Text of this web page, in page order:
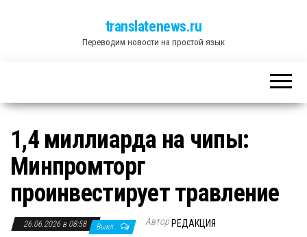
translatenews.ru
Переводим новости на простой язык
1,4 миллиарда на чипы:
Минпромторг
проинвестирует травление
26.06.2026 в 08:58 Выкл. Автор РЕДАКЦИЯ